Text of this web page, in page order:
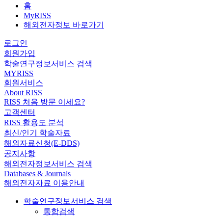
홈
MyRISS
해외전자정보 바로가기
로그인
회원가입
학술연구정보서비스 검색
MYRISS
회원서비스
About RISS
RISS 처음 방문 이세요?
고객센터
RISS 활용도 분석
최신/인기 학술자료
해외자료신청(E-DDS)
공지사항
해외전자정보서비스 검색
Databases & Journals
해외전자자료 이용안내
학술연구정보서비스 검색
통합검색